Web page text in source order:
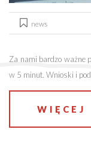
news
Za nami bardzo ważne
w 5 minut. Wnioski i
WIĘCEJ